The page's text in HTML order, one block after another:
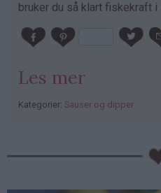
bruker du så klart fiskekraft
Les mer
Kategorier: Sauser og dipper
PubGalaxy